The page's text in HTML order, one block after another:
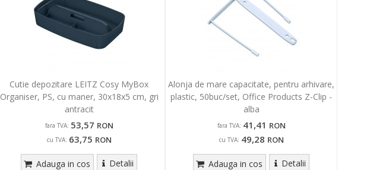
Cutie depozitare LEITZ Cosy MyBox
Organiser, PS, cu maner, 30x18x5 cm, gri
antracit
fara TVA: 53,57 RON
cu TVA: 63,75 RON
Adauga in cos Detalii
Alonja de mare capacitate, pentru arhivare,
plastic, 50buc/set, Office Products Z-Clip -
alba
fara TVA: 41,41 RON
cu TVA: 49,28 RON
Adauga in cos Detalii